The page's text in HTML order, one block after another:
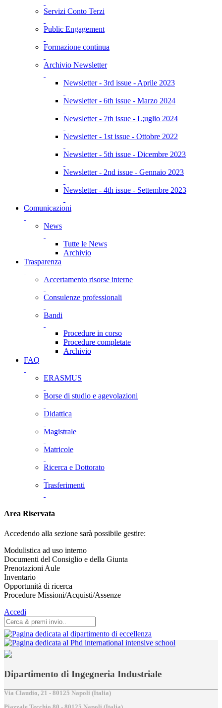
Servizi Conto Terzi
Public Engagement
Formazione continua
Archivio Newsletter
Newsletter - 3rd issue - Aprile 2023
Newsletter - 6th issue - Marzo 2024
Newsletter - 7th issue - L;uglio 2024
Newsletter - 1st issue - Ottobre 2022
Newsletter - 5th issue - Dicembre 2023
Newsletter - 2nd issue - Gennaio 2023
Newsletter - 4th issue - Settembre 2023
Comunicazioni
News
Tutte le News
Archivio
Trasparenza
Accertamento risorse interne
Consulenze professionali
Bandi
Procedure in corso
Procedure completate
Archivio
FAQ
ERASMUS
Borse di studio e agevolazioni
Didattica
Magistrale
Matricole
Ricerca e Dottorato
Trasferimenti
Area Riservata
Accedendo alla sezione sarà possibile gestire:
Modulistica ad uso interno
Documenti del Consiglio e della Giunta
Prenotazioni Aule
Inventario
Opportunità di ricerca
Procedure Missioni/Acquisti/Assenze
Accedi
Dipartimento di Ingegneria Industriale
Via Claudio, 21 - 80125 Napoli (Italia)